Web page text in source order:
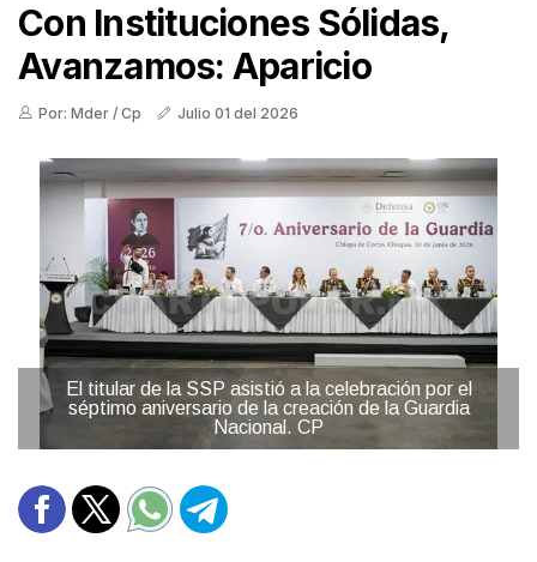
Con Instituciones Sólidas,
Avanzamos: Aparicio
Por: Mder / Cp Julio 01 del 2026
El titular de la SSP asistió a la celebración por el
séptimo aniversario de la creación de la Guardia
Nacional. CP